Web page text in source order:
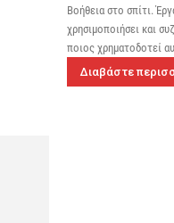
Βοήθεια στο σπίτι.
χρησιμοποιήσει και
ποιος χρηματοδοτεί
Διαβάστε